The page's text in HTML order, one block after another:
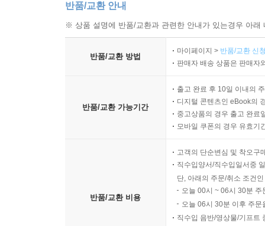
반품/교환 안내
※ 상품 설명에 반품/교환과 관련한 안내가 있는경우 아
반품/교환 방법
마이페이지 > 반품/교환 신
판매자 배송 상품은 판매자
반품/교환 가능기간
출고 완료 후 10일 이내의
디지털 콘텐츠인 eBook의
중고상품의 경우 출고 완료
모바일 쿠폰의 경우 유효기
반품/교환 비용
고객의 단순변심 및 착오구
직수입양서/직수입일서중
단, 아래의 주문/취소 조건
오늘 00시 ~ 06시 30분
오늘 06시 30분 이후 주
직수입 음반/영상물/기프트